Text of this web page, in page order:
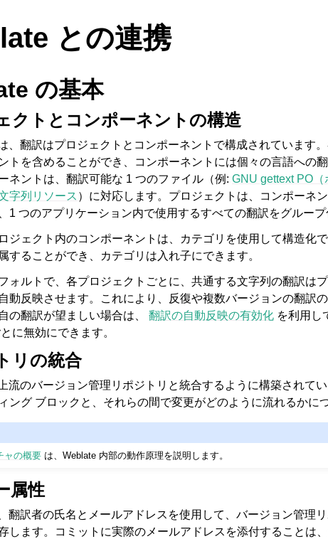
るファイル形式
との連携
の基本
クトとコンポーネントの構造
、翻訳はプロジェクトとコンポーネントで構成されています
トを含めることができ、コンポーネントには個々の言語への
ネントは、翻訳可能な 1 つのファイル（例: GNU gettext PO（
字列リソース ）に対応します。プロジェクトは、コンポーネ
1 つのアプリケーション内で使用するすべての翻訳をグループ
ジェクト内のコンポーネントは、カテゴリを使用して構造化
することができ、カテゴリは入れ子にできます。
ォルトで、各プロジェクトごとに、共通する文字列の翻訳は
動反映させます。これにより、反復や複数バージョンの翻訳
の翻訳が望ましい場合は、 翻訳の自動反映の有効化 を利用し
に無効にできます。
リの統合
流のバージョン管理リポジトリと統合するように構築されてい
ング ブロックと、それらの間で変更がどのように流れるかに
ャの概要 は、Weblate 内部の動作原理を説明します。
属性
翻訳者の氏名とメールアドレスを使用して、バージョン管理
します。コミットに実際のメールアドレスを添付することは